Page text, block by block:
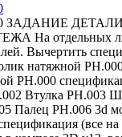
ЗАДАНИЕ
На отдельных
Вычертить
натяжной
РН.000
Втулка РН.003
Палец РН.006 3d
(все